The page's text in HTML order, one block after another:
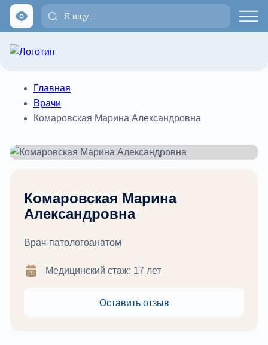
Главная
Врачи
Комаровская Марина Александровна
Комаровская Марина
Александровна
Врач-патологоанатом
Медицинский стаж: 17 лет
Оставить отзыв